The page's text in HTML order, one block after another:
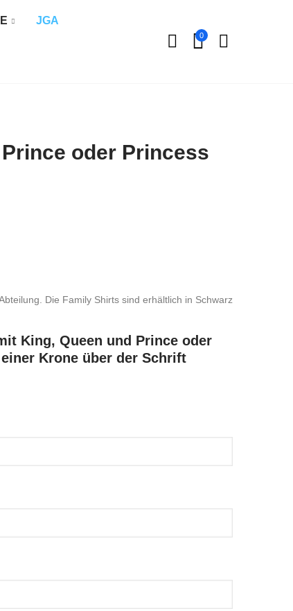
JGA
0
oder Princess
Die Family Shirts sind erhältlich in Schwarz
King, Queen und Prince oder
Krone über der Schrift